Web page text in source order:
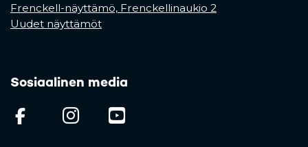
Frenckell-näyttämö, Frenckellinaukio 2
Uudet näyttämöt
Sosiaalinen media
(opens in a new tab)
(opens in a new tab)